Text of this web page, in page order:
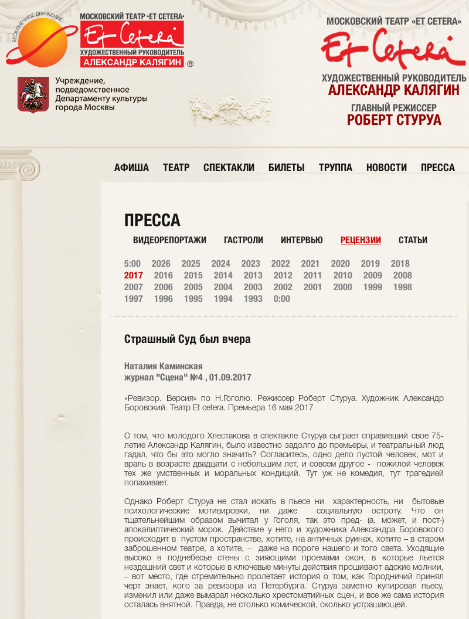
МОСКОВСКИЙ ТЕАТР «ET CETERA»
ХУДОЖЕСТВЕННЫЙ РУКОВОДИТЕЛЬ
АЛЕКСАНДР КАЛЯГИН
ГЛАВНЫЙ РЕЖИССЕР
РОБЕРТ СТУРУА
АФИША ТЕАТР СПЕКТАКЛИ БИЛЕТЫ ТРУППА НОВОСТИ ПРЕССА
ПРЕССА
ВИДЕОРЕПОРТАЖИ ГАСТРОЛИ ИНТЕРВЬЮ РЕЦЕНЗИИ СТАТЬИ
5:00 2026 2025 2024 2023 2022 2021 2020 2019
2018
2017
2016 2015 2014 2013 2012 2011 2010 2009
2008
2007
2006 2005 2004 2003 2002 2001 2000 1999
1998
1997
1996 1995 1994 1993 0:00
Страшный Суд был вчера
Наталия Каминская
журнал "Сцена" №4 , 01.09.2017
«Ревизор. Версия» по Н.Гоголю. Режиссер Роберт Стуруа. Художник Александр
Боровский. Театр Et cetera. Премьера 16 мая 2017
О том, что молодого Хлестакова в спектакле Стуруа сыграет справивший свое 75-
летие Александр Калягин, было известно задолго до премьеры, и театральный люд
гадал, что бы это могло значить? Согласитесь, одно дело пустой человек, мот и
враль в возрасте двадцати с небольшим лет, и совсем другое - пожилой человек
тех же умственных и моральных кондиций. Тут уж не комедия, тут трагедией
попахивает.
Однако Роберт Стуруа не стал искать в пьесе ни характерность, ни бытовые
психологические мотивировки, ни даже социальную остроту. Что он
тщательнейшим образом вычитал у Гоголя, так это пред- (а, может, и пост-)
апокалиптический морок. Действие у него и художника Александра Боровского
происходит в пустом пространстве, хотите, на античных руинах, хотите – в старом
заброшенном театре, а хотите, – даже на пороге нашего и того света. Уходящие
высоко в поднебесье стены с зияющими проемами окон, в которые льется
нездешний свет и которые в ключевые минуты действия прошивают адские молнии,
– вот место, где стремительно пролетает история о том, как Городничий принял
черт знает, кого за ревизора из Петербурга. Стуруа заметно купировал пьесу,
изменил или даже вымарал несколько хрестоматийных сцен, и все же сама история
осталась внятной. Правда, не столько комической, сколько устрашающей.